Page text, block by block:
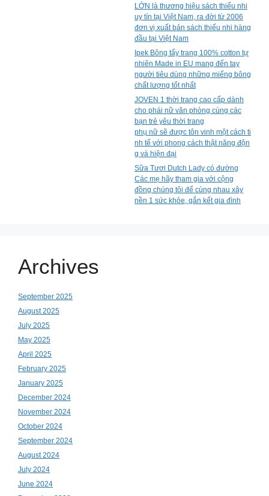
LỚN là thương hiệu sách thiếu nhi
uy tín tại Việt Nam, ra đời từ 2006
đơn vị xuất bản sách thiếu nhi hàng
đầu tại Việt Nam
Ipek Bông tẩy trang 100% cotton tự
nhiên Made in EU mang đến tay
người tiêu dùng những miếng bông
chất lượng tốt nhất
JOVEN 1 thời trang cao cấp dành
cho phái nữ văn phòng cùng các
bạn trẻ yêu thời trang
phụ nữ sẽ được tôn vinh một cách ti
nh tế với phong cách thật năng độn
g và hiện đại
Sữa Tươi Dutch Lady có đường
Các mẹ hãy tham gia với cộng
đồng chúng tôi để cùng nhau xây
nền 1 sức khỏe, gắn kết gia đình
Archives
September 2025
August 2025
July 2025
May 2025
April 2025
February 2025
January 2025
December 2024
November 2024
October 2024
September 2024
August 2024
July 2024
June 2024